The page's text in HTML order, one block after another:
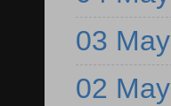
03 May
02 May